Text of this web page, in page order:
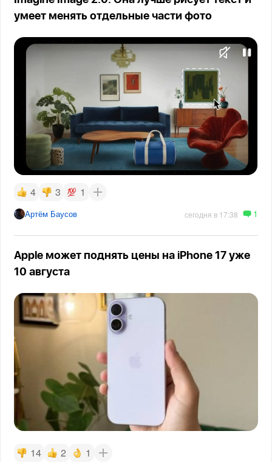
умеет менять отдельные части фото
4 3 1
Артём Баусов сегодня в 17:38 1
Apple может поднять цены на iPhone 17 уже
10 августа
14 2 1